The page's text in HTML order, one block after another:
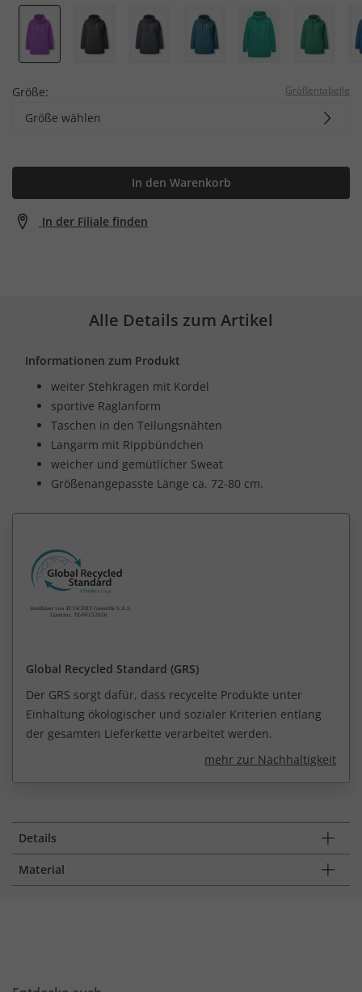
Größe: Größentabelle
Größe wählen
In den Warenkorb
In der Filiale finden
Alle Details zum Artikel
Informationen zum Produkt
weiter Stehkragen mit Kordel
sportive Raglanform
Taschen in den Teilungsnähten
Langarm mit Rippbündchen
weicher und gemütlicher Sweat
Größenangepasste Länge ca. 72-80 cm.
Global Recycled Standard (GRS)
Der GRS sorgt dafür, dass recycelte Produkte unter
Einhaltung ökologischer und sozialer Kriterien entlang
der gesamten Lieferkette verarbeitet werden.
mehr zur Nachhaltigkeit
Details
Material